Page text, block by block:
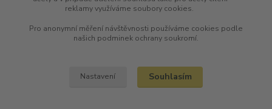
shawneeharry@seznam.cz
reklamy využíváme soubory cookies.
Pro anonymní měření návštěvnosti používáme cookies podle
našich podminek ochrany soukromí.
Nastavení Souhlasím